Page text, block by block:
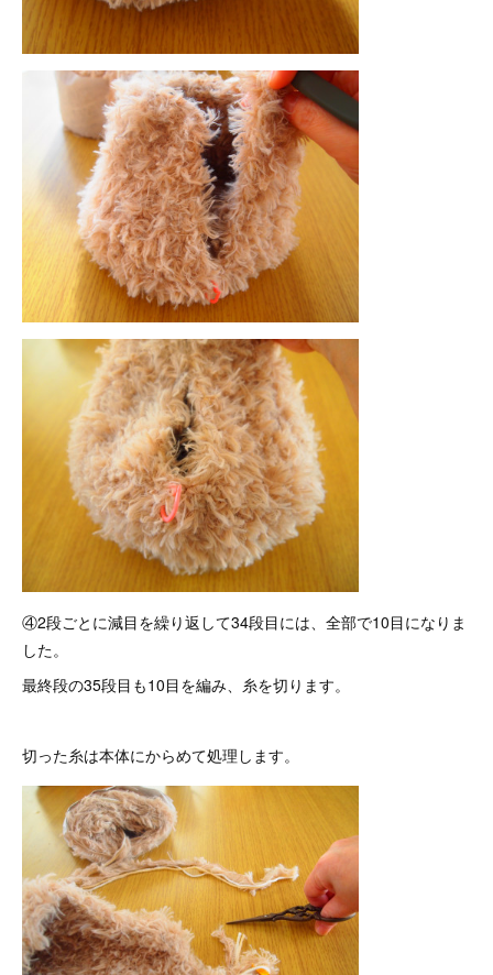
④2段ごとに減目を繰り返して34段目には、全部で10目になりま
した。
最終段の35段目も10目を編み、糸を切ります。
切った糸は本体にからめて処理します。